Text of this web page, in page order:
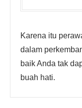
Karena itu
dalam
baik Anda tak
buah hati.